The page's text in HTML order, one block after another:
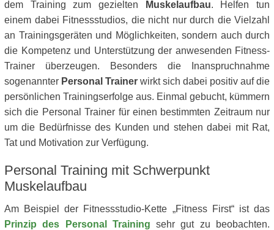
dem Training zum gezielten
Muskelaufbau. Helfen tun
einem dabei Fitnessstudios, die nicht nur durch die Vielzahl
an Trainingsgeräten und Möglichkeiten, sondern auch durch
die Kompetenz und Unterstützung der anwesenden Fitness-
Trainer überzeugen. Besonders die Inanspruchnahme
sogenannter Personal Trainer wirkt sich dabei positiv auf die
persönlichen Trainingserfolge aus. Einmal gebucht, kümmern
sich die Personal Trainer für einen bestimmten Zeitraum nur
um die Bedürfnisse des Kunden und stehen dabei mit Rat,
Tat und Motivation zur Verfügung.
Personal Training mit Schwerpunkt
Muskelaufbau
Am Beispiel der Fitnessstudio-Kette „Fitness First“ ist das
Prinzip des Personal Training sehr gut zu beobachten.